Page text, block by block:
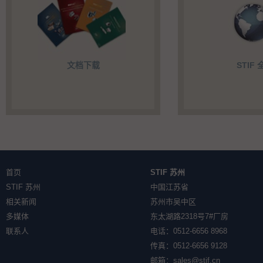
文档下载 STIF
首页
STIF 苏州
相关新闻
多媒体
联系人
STIF 苏州
中国江苏省
苏州市吴中区
东太湖路2318号7#厂房
电话：0512-6656 8968
传真：0512-6656 9128
邮箱： sales@stif.cn